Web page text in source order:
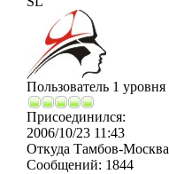
Пользователь 1 уровня
Присоединился:
2006/10/23 11:43
Откуда Тамбов-Москва
Сообщений: 1844